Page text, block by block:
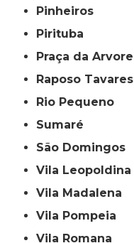
Pinheiros
Pirituba
Praça da Arvore
Raposo Tavares
Rio Pequeno
Sumaré
São Domingos
Vila Leopoldina
Vila Madalena
Vila Pompeia
Vila Romana